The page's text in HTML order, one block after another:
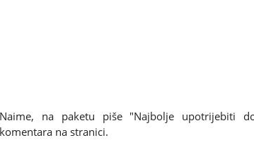
Naime, na paketu piše "Najbolje upotrijebiti
komentara na stranici.